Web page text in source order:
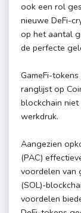
ook een rol
nieuwe DeFi-
op het aantal
de perfecte
GameFi-
ranglijst op
blockchain
werkdruk.
Aangezien
(PAC)
voordelen van
(SOL)-
voordelen